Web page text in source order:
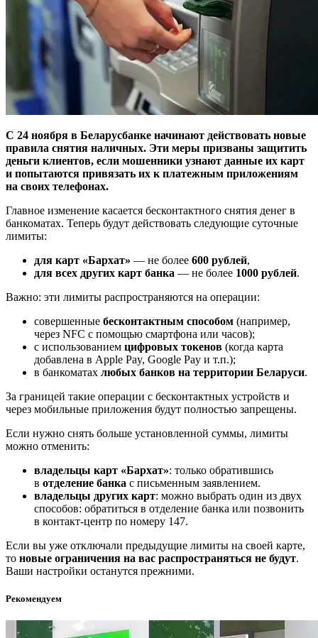
С 24 ноября в Беларусбанке начинают действовать новые
правила снятия наличных. Эти меры призваны защитить
деньги клиентов, если мошенники узнают данные их карт
и попытаются привязать их к платежным приложениям
на своих телефонах.
Главное изменение касается бесконтактного снятия денег в
банкоматах. Теперь будут действовать следующие суточные
лимиты:
для карт «Бархат» — не более 600 рублей,
для всех других карт банка — не более 1000 рублей.
Важно: эти лимиты распространяются на операции:
совершенные бесконтактным способом (например,
через NFC с помощью смартфона или часов);
с использованием цифровых токенов (когда карта
добавлена в Apple Pay, Google Pay и т.п.);
в банкоматах любых банков на территории Беларуси.
За границей такие операции с бесконтактных устройств и
через мобильные приложения будут полностью запрещены.
Если нужно снять больше установленной суммы, лимиты
можно отменить:
владельцы карт «Бархат»: только обратившись
в отделение банка с письменным заявлением.
владельцы других карт: можно выбрать один из двух
способов: обратиться в отделение банка или позвонить
в контакт-центр по номеру 147.
Если вы уже отключали предыдущие лимиты на своей карте,
то новые ограничения на вас распространяться не будут.
Ваши настройки останутся прежними.
Рекомендуем